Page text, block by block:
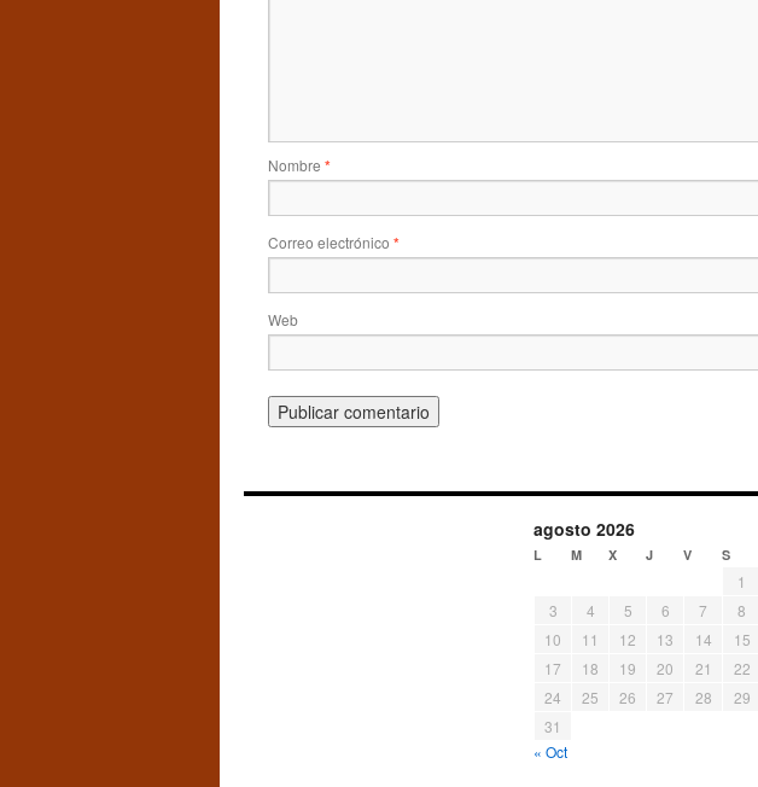
Nombre *
Correo electrónico *
Web
agosto 2026
L M X J V S
« Oct
1
3
4 5 6 7 8
10
11 12 13 14 15
17
18 19 20 21 22
24
25 26 27 28 29
31